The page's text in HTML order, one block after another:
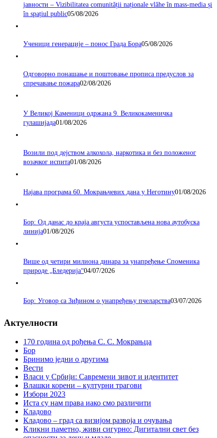
јавности – Vizibilitatea comunității naționale vlăhe în mass-media și
în spațiul public05/08/2026
Ученици генерације – понос Града Бора05/08/2026
Одговорно понашање и поштовање прописа предуслов за
спречавање пожара02/08/2026
У Великој Каменици одржана 9. Великокаменичка
гулашијада01/08/2026
Возили под дејством алкохола, наркотика и без положеног
возачког испита01/08/2026
Најава програма 60. Мокрањчевих дана у Неготину01/08/2026
Бор: Од данас до краја августа успостављена нова аутобуска
линија01/08/2026
Више од четири милиона динара за унапређење Споменика
природе „Бледерија“04/07/2026
Бор: Уговор са Зиђином о унапређењу пчеларства03/07/2026
Актуелности
170 година од рођења С. С. Мокрањца
Бор
Бринимо једни о другима
Вести
Власи у Србији: Савремени зивот и идентитет
Влашки корени – културни трагови
Избори 2023
Иста су нам права иако смо различити
Кладово
Кладово – град са визијом развоја и очувања
Кликни паметно, живи сигурно: Дигитални свет без